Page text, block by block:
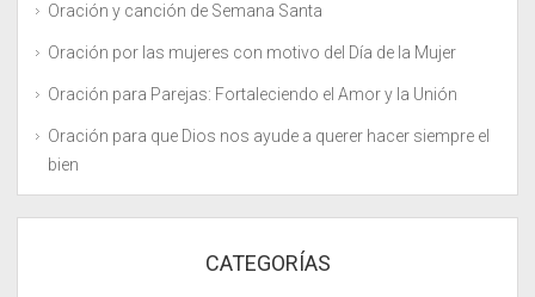
Oración y canción de Semana Santa
Oración por las mujeres con motivo del Día de la Mujer
Oración para Parejas: Fortaleciendo el Amor y la Unión
Oración para que Dios nos ayude a querer hacer siempre el
bien
CATEGORÍAS